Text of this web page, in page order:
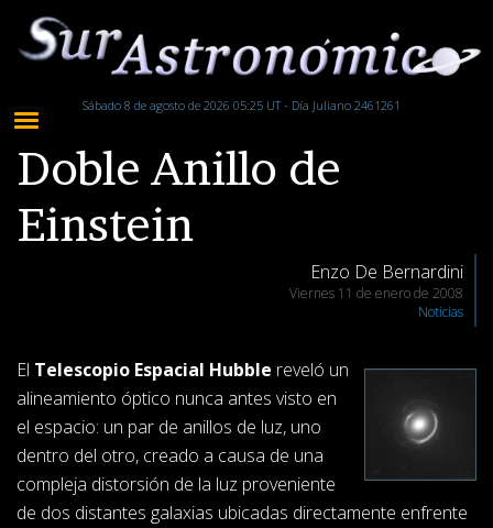
Sábado 8 de agosto de 2026 05:25 UT - Día Juliano 2461261
Doble Anillo de
Einstein
Enzo De Bernardini
Viernes 11 de enero de 2008
Noticias
El Telescopio Espacial Hubble reveló un
alineamiento óptico nunca antes visto en
el espacio: un par de anillos de luz, uno
dentro del otro, creado a causa de una
compleja distorsión de la luz proveniente
de dos distantes galaxias ubicadas directamente enfrente